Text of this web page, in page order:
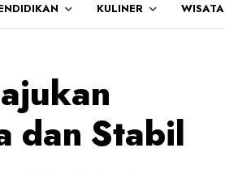
KULINER WISATA
dan Stabil